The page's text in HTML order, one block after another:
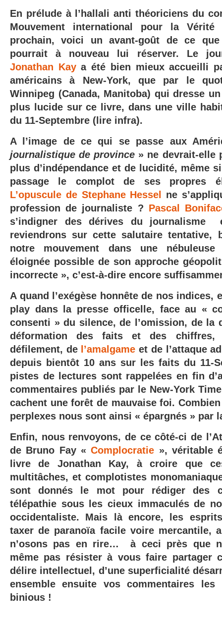
En prélude à l’hallali anti théoriciens du
Mouvement international pour la
prochain, voici un avant-goût de ce
pourrait à nouveau lui réserver. Le
Jonathan Kaya été bien mieux accueilli
américains à New-York, que par le
Winnipeg (Canada, Manitoba) qui dresse
plus lucide sur ce livre, dans une ville
du 11-Septembre (lire infra).
A l’image de ce qui se passe aux
journalistique de province » ne devrait-elle
plus d’indépendance et de lucidité, même
passage le complot de ses propres
L’opuscule de Stephane Hessel
ne
profession de journaliste ? Pascal
s’indigner des dérives du journalisme
reviendrons sur cette salutaire tentative,
notre mouvement dans une
éloignée possible de son approche
incorrecte », c’est-à-dire encore
A quand l’exégèse honnête de nos indices,
play dans la presse officelle, face au «
consenti » du silence, de l’omission, de la
déformation des faits et des chiffres,
défilement, de l’amalgame et de l’attaque
depuis bientôt 10 ans sur les faits du 11-
pistes de lectures sont rappelées en fin
commentaires publiés par le New-York
cachent une forêt de mauvaise foi.
perplexes nous sont ainsi « épargnés » par
Enfin, nous renvoyons, de ce côté-ci de
de Bruno Fay «Complocratie », véritable
livre de Jonathan Kay, à croire que
multitâches, et complotistes
sont donnés le mot pour rédiger des
télépathie sous les cieux immaculés de
occidentaliste. Mais là encore, les
taxer de paranoïa facile voire mercantile,
n’osons pas en rire… à ceci près que
même pas résister à vous faire partager
délire intellectuel, d’une superficialité
ensemble ensuite vos commentaires
binious !